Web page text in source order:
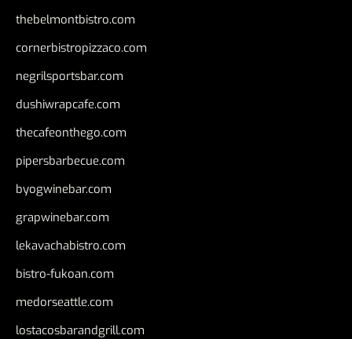
thebelmontbistro.com
cornerbistropizzaco.com
negrilsportsbar.com
dushiwrapcafe.com
thecafeonthego.com
pipersbarbecue.com
byogwinebar.com
grapwinebar.com
lekavachabistro.com
bistro-fukoan.com
medorseattle.com
lostacosbarandgrill.com